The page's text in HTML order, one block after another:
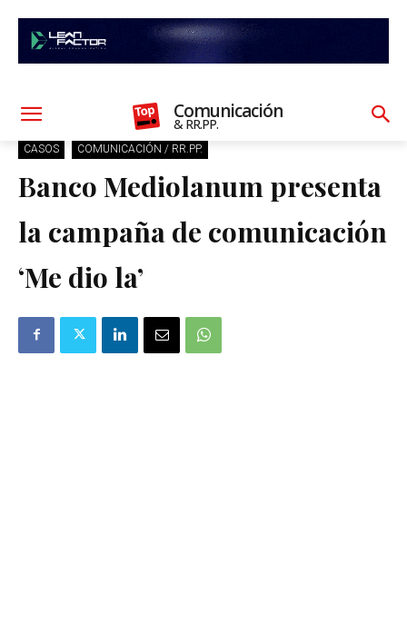
Comunicación
& RR.PP.
CASOS COMUNICACIÓN / RR.PP.
Banco Mediolanum presenta
la campaña de comunicación
‘Me dio la’